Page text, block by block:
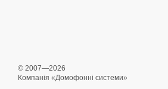
© 2007—2026
Компанія «Домофонні системи»